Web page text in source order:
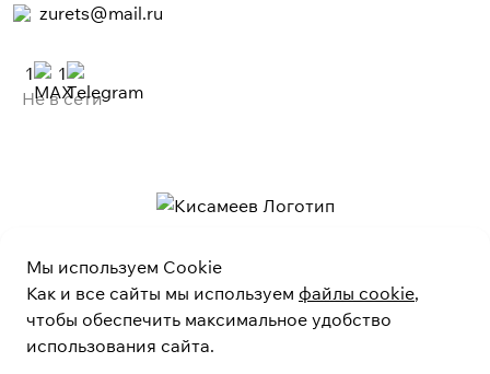
zurets@mail.ru
1
1
Не в сети
Мы используем Cookie
Как и все сайты мы используем файлы cookie,
чтобы обеспечить максимальное удобство
использования сайта.